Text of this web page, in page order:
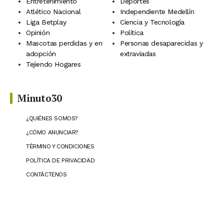
Atlético Nacional
Independiente Medellín
Liga Betplay
Ciencia y Tecnología
Opinión
Política
Mascotas perdidas y en
adopción
Personas desaparecidas y
extraviadas
Tejiendo Hogares
Minuto30
¿QUIÉNES SOMOS?
¿CÓMO ANUNCIAR?
TÉRMINO Y CONDICIONES
POLÍTICA DE PRIVACIDAD
CONTÁCTENOS